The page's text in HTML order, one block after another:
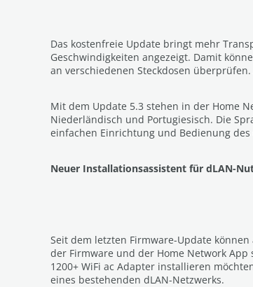
Das kostenfreie Update bringt mehr
Geschwindigkeiten angezeigt. Damit
an verschiedenen Steckdosen
Mit dem Update 5.3 stehen in der Home
Niederländisch und Portugiesisch. Die
einfachen Einrichtung und Bedienung des
Neuer Installationsassistent für dLAN-
Seit dem letzten Firmware-Update
der Firmware und der Home Network
1200+ WiFi ac Adapter installieren
eines bestehenden dLAN-Netzwerks.